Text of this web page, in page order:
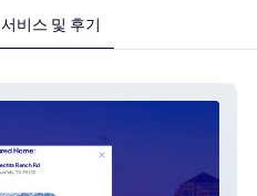
서비스 및 후기